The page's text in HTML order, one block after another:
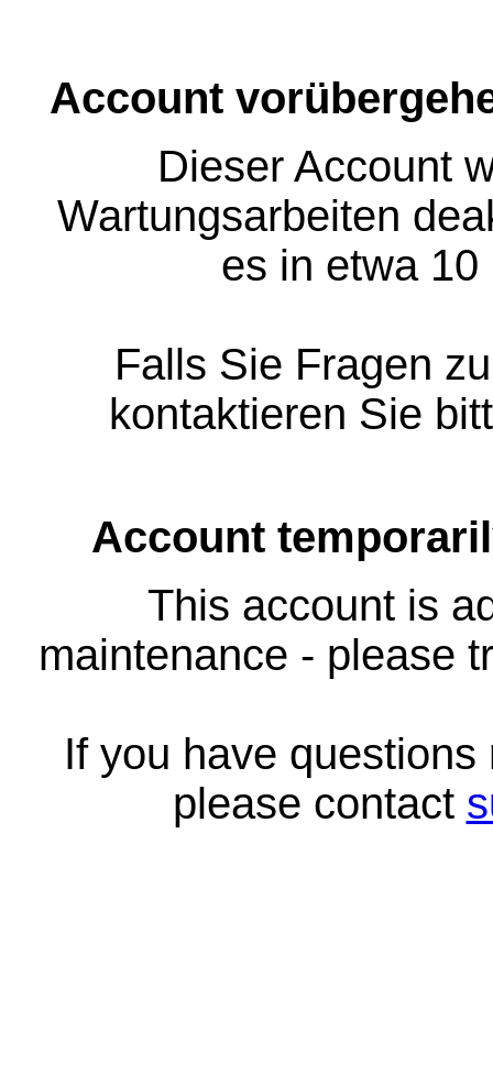
Account
Dieser Account
Wartungsarbeiten
es in etwa
Falls Sie Fragen
kontaktieren Sie
Account
This account is
maintenance - please
If you have
please contact